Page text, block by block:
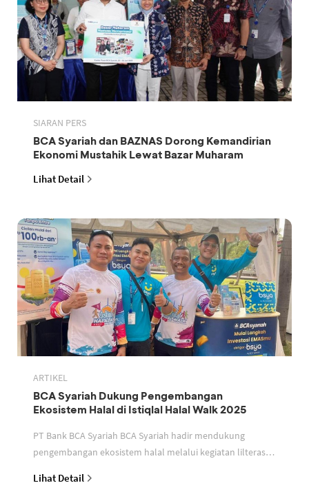
SIARAN PERS
BCA Syariah dan BAZNAS Dorong Kemandirian
Ekonomi Mustahik Lewat Bazar Muharam
Lihat Detail
ARTIKEL
BCA Syariah Dukung Pengembangan
Ekosistem Halal di Istiqlal Halal Walk 2025
PT Bank BCA Syariah BCA Syariah hadir mendukung
pengembangan ekosistem halal melalui kegiatan lilterasi
Lihat Detail